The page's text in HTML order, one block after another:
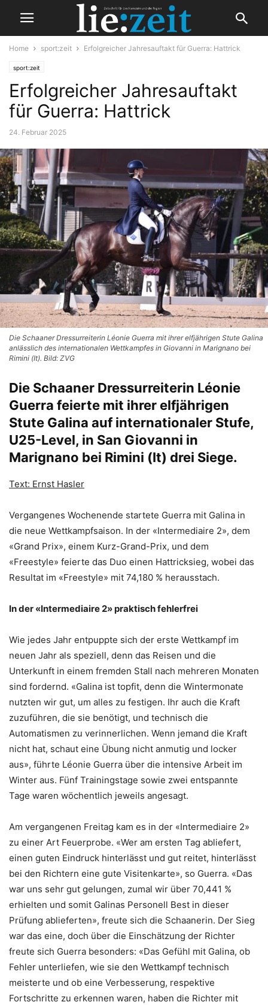
Home sport:zeit Erfolgreicher Jahresauftakt für Guerra: Hattrick
sport:zeit
Erfolgreicher Jahresauftakt
für Guerra: Hattrick
24. Februar 2025
Die Schaaner Dressurreiterin Léonie Guerra mit ihrer elfjährigen Stute Galina
anlässlich des internationalen Wettkampfes in Giovanni in Marignano bei
Rimini (It). Bild: ZVG
Die Schaaner Dressurreiterin Léonie
Guerra feierte mit ihrer elfjährigen
Stute Galina auf internationaler Stufe,
U25-Level, in San Giovanni in
Marignano bei Rimini (It) drei Siege.
Text: Ernst Hasler
Vergangenes Wochenende startete Guerra mit Galina in
die neue Wettkampfsaison. In der «Intermediaire 2», dem
«Grand Prix», einem Kurz-Grand-Prix, und dem
«Freestyle» feierte das Duo einen Hattricksieg, wobei das
Resultat im «Freestyle» mit 74,180 % herausstach.
In der «Intermediaire 2» praktisch fehlerfrei
Wie jedes Jahr entpuppte sich der erste Wettkampf im
neuen Jahr als speziell, denn das Reisen und die
Unterkunft in einem fremden Stall nach mehreren Monaten
sind fordernd. «Galina ist topfit, denn die Wintermonate
nutzten wir gut, um alles zu festigen. Ihr auch die Kraft
zuzuführen, die sie benötigt, und technisch die
Automatismen zu verinnerlichen. Wenn jemand die Kraft
nicht hat, schaut eine Übung nicht anmutig und locker
aus», führte Léonie Guerra über die intensive Arbeit im
Winter aus. Fünf Trainingstage sowie zwei entspannte
Tage waren wöchentlich jeweils angesagt.
Am vergangenen Freitag kam es in der «Intermediaire 2»
zu einer Art Feuerprobe. «Wer am ersten Tag abliefert,
einen guten Eindruck hinterlässt und gut reitet, hinterlässt
bei den Richtern eine gute Visitenkarte», so Guerra. «Das
war uns sehr gut gelungen, zumal wir über 70,441 %
erhielten und somit Galinas Personell Best in dieser
Prüfung ablieferten», freute sich die Schaanerin. Der Sieg
war das eine, doch über die Einschätzung der Richter
freute sich Guerra besonders: «Das Gefühl mit Galina, ob
Fehler unterliefen, wie sie den Wettkampf technisch
meisterte und ob eine Verbesserung, respektive
Fortschritte zu erkennen waren, haben die Richter mit